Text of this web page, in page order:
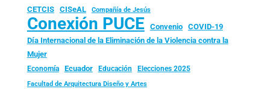
CETCIS CISeAL Compañía de Jesús
Conexión PUCE Convenio
COVID-19
Día Internacional de la Eliminación de la Violencia contra la
Mujer
Economía Ecuador Educación Elecciones 2025
Facultad de Arquitectura Diseño y Artes